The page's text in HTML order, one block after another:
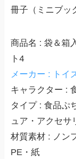
冊子（ミニブッ
商品名 : 袋＆箱
ト4
メーカー : トイ
キャラクター :
タイプ : 食品ぷ
ュア・アクセサ
材質素材 : ノン
PE・紙